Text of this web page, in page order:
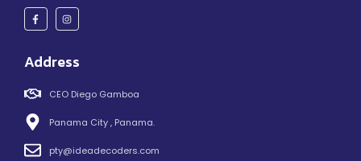
Address
CEO Diego Gamboa
Panama City , Panama.
pty@ideadecoders.com